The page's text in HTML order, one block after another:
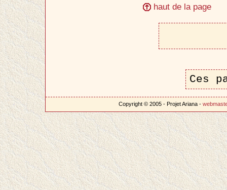
haut de la page
Ces
Copyright © 2005 - Projet Ariana -